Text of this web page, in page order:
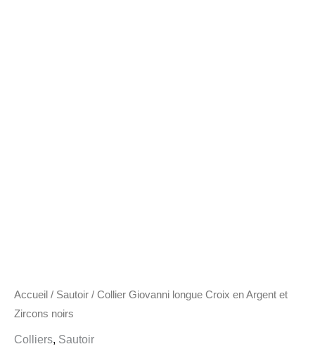
Accueil / Sautoir / Collier Giovanni longue Croix en Argent et
Zircons noirs
Colliers, Sautoir